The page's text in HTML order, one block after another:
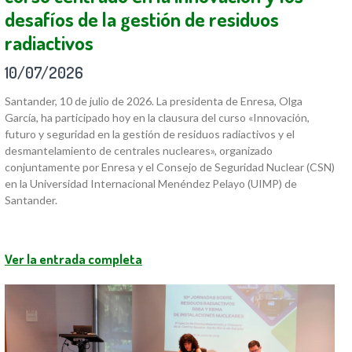
desafíos de la gestión de residuos
radiactivos
10/07/2026
Santander, 10 de julio de 2026. La presidenta de Enresa, Olga
García, ha participado hoy en la clausura del curso «Innovación,
futuro y seguridad en la gestión de residuos radiactivos y el
desmantelamiento de centrales nucleares», organizado
conjuntamente por Enresa y el Consejo de Seguridad Nuclear (CSN)
en la Universidad Internacional Menéndez Pelayo (UIMP) de
Santander.
Ver la entrada completa